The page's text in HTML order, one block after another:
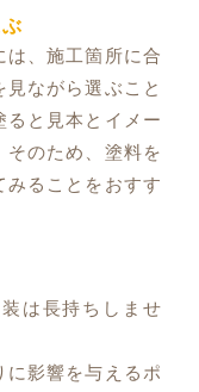
は、施工箇所に合
ながら選ぶこと
ると見本とイメー
そのため、塗料を
みることをおすす
は長持ちしませ
に影響を与えるポ